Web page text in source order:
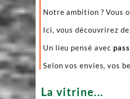
Notre ambition ? Vous
Ici, vous découvrirez
Un lieu pensé avec
Selon vos envies, vos
La vitrine...